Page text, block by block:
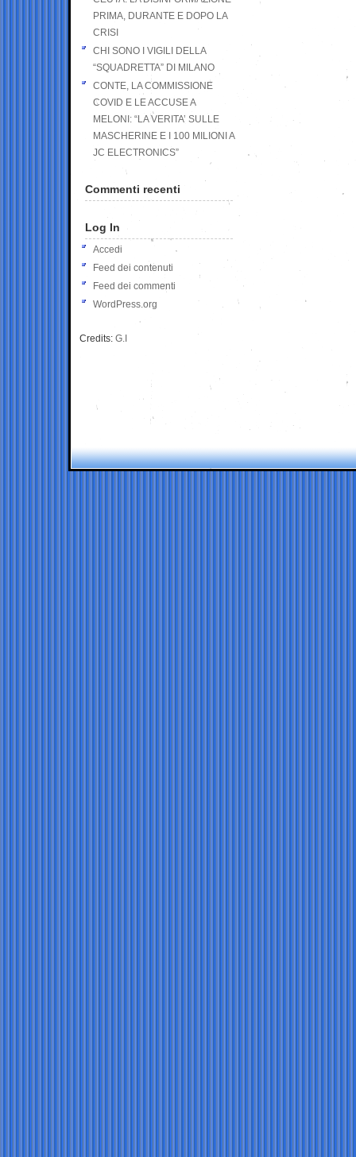
PRIMA, DURANTE E DOPO LA
CRISI
CHI SONO I VIGILI DELLA
“SQUADRETTA” DI MILANO
CONTE, LA COMMISSIONE
COVID E LE ACCUSE A
MELONI: “LA VERITA’ SULLE
MASCHERINE E I 100 MILIONI A
JC ELECTRONICS”
Commenti recenti
Log In
Accedi
Feed dei contenuti
Feed dei commenti
WordPress.org
Credits: G.I